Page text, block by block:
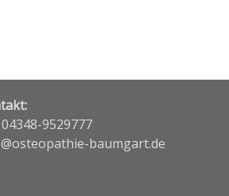
9529777
baumgart.de